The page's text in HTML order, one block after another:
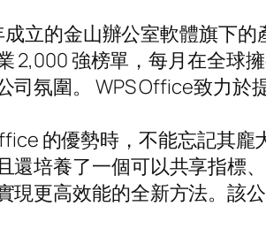
成立的金山辦公室軟體旗下
2,000 強榜單，每月在全球
司氛圍。 WPS Office致力於
的優勢時，不能忘記其
還培養了一個可以共享指標
現更高效能的全新方法。該